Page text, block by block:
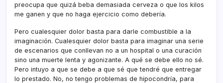
preocupa que quizá beba demasiada cerveza o que los kilos
me ganen y que no haga ejercicio como deberí­a.
Pero cualesquier dolor basta para darle combustible a la
imaginación. Cualesquier dolor basta para imaginar una serie
de escenarios que conllevan no a un hospital o una curación
sino una muerte lenta y agonizante. A qué se debe ello no sé.
Pero intuyo a que se debe a que sé que tendré que entregar
lo prestado. No, no tengo problemas de hipocondrí­a, para